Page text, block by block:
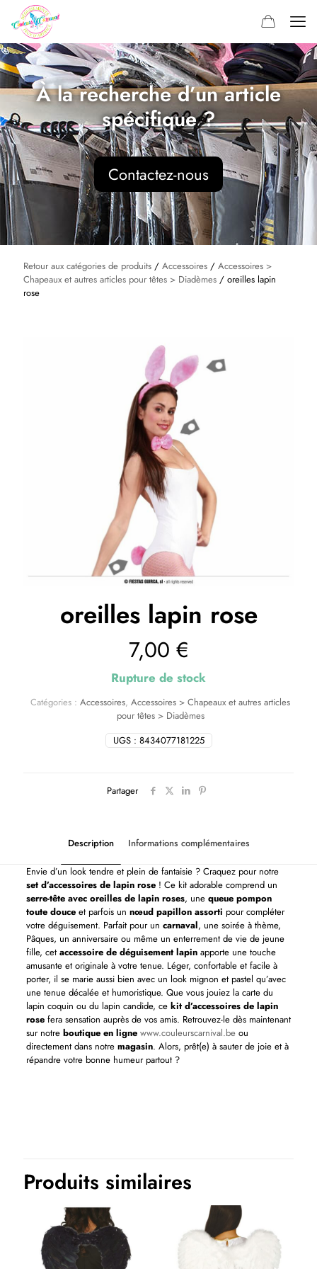
À la recherche d’un article
spécifique ?
Contactez-nous
Retour aux catégories de produits / Accessoires / Accessoires >
Chapeaux et autres articles pour têtes > Diadèmes / oreilles lapin
rose
oreilles lapin rose
7,00 €
Rupture de stock
UGS : 8434077181225
Catégories : Accessoires, Accessoires > Chapeaux et autres articles
pour têtes > Diadèmes
Partager
Description Informations complémentaires
Envie d’un look tendre et plein de fantaisie ? Craquez pour notre
set d’accessoires de lapin rose! Ce kit adorable comprend un
serre-tête avec oreilles de lapin roses, une queue pompon
toute douceet parfois un nœud papillon assorti pour compléter
votre déguisement. Parfait pour un carnaval, une soirée à thème,
Pâques, un anniversaire ou même un enterrement de vie de jeune
fille, cet accessoire de déguisement lapinapporte une touche
amusante et originale à votre tenue. Léger, confortable et facile à
porter, il se marie aussi bien avec un look mignon et pastel qu’avec
une tenue décalée et humoristique. Que vous jouiez la carte du
lapin coquin ou du lapin candide, ce kit d’accessoires de lapin
rosefera sensation auprès de vos amis. Retrouvez-le dès maintenant
sur notre boutique en ligne www.couleurscarnival.beou
directement dans notre magasin. Alors, prêt(e) à sauter de joie et à
répandre votre bonne humeur partout ?
Produits similaires